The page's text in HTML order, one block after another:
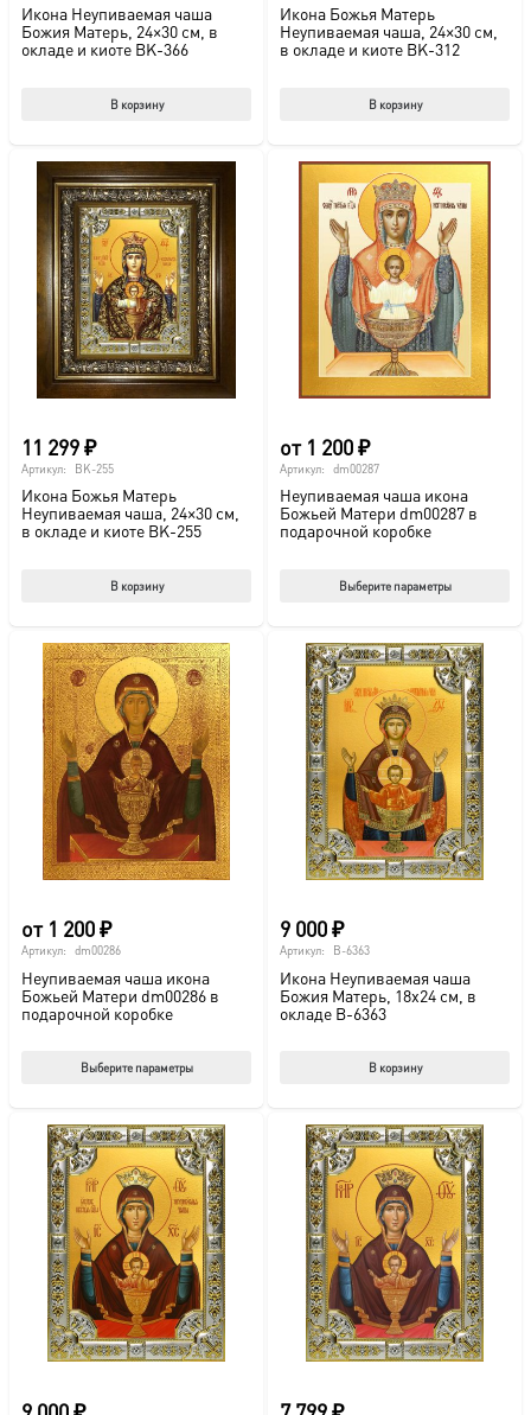
Икона Неупиваемая чаша
Божия Матерь, 24×30 см, в
окладе и киоте BK-366
В корзину
Икона Божья Матерь
Неупиваемая чаша, 24×30 см,
в окладе и киоте BK-312
В корзину
11 299₽
Артикул: BK-255
Икона Божья Матерь
Неупиваемая чаша, 24×30 см,
в окладе и киоте BK-255
В корзину
от 1 200₽
Артикул: dm00287
Неупиваемая чаша икона
Божьей Матери dm00287 в
подарочной коробке
Выберите параметры
от 1 200₽
Артикул: dm00286
Неупиваемая чаша икона
Божьей Матери dm00286 в
подарочной коробке
Выберите параметры
9 000₽
Артикул: B-6363
Икона Неупиваемая чаша
Божия Матерь, 18х24 см, в
окладе B-6363
В корзину